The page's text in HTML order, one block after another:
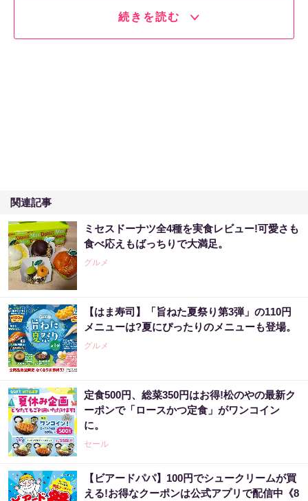
続きを読む
関連記事
ミセスドーナツ全4種を実食レビュー!可愛さも
食べ応えもばっちりで大満足。
グルメ
【はま寿司】「旨ねた夏祭り第3弾」の110円
メニューは?夏にぴったりのメニューも登場。
グルメ
定食500円、総菜350円はお得!松のやの最新ク
ーポンで「ロースかつ定食」がワンコイン
に。
セール
【ビアードパパ】100円でシュークリームが買
える!お得なクーポンは公式アプリで配信中《8